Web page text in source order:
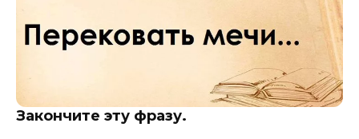
Закончите эту фразу.